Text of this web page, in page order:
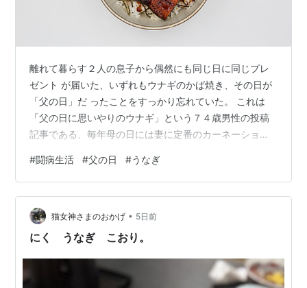
離れて暮らす２人の息子から偶然にも同じ日に同じプレ
ゼント が届いた、いずれもウナギのかば焼き、その日が
「父の日」だ ったことをすっかり忘れていた。 これは
「父の日に思いやりのウナギ」という７４歳男性の投稿
記事である、毎年母の日には妻に定番のカーネーション
なかったとい う、ただ昨年闘病生活を送ってたこともあ
り健康を気遣い好物 のウナギを送ってくれた、そんな息
子さんの思いやりに感動し たという内容だった。 この記
事を読んで１５年前に亡くなった父のことを思い出し
た、 生前、父の日には好物のさくらんぼを送ってた、私
#闘病生活 #父の日 #うなぎ
猫女神さまのおかげ • 5日前
にく うなぎ こおり。